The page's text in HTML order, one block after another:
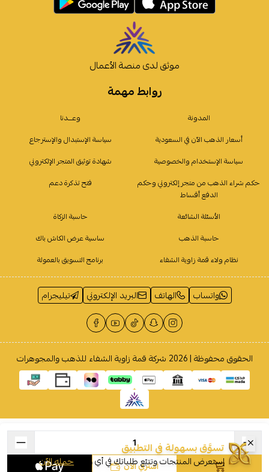
اشتري الآن
روابط مهمة
المدونة
وعـــدنا
أسعار الذهب الآن في السعودية
سياسة الإستبدال والإسترجاع
سياسة الإستخدام والخصوصية
شهادة توثيق المتجر الإلكتروني
حكم شراء الذهب من متجر إلكتروني وحكم
الدفع أقساط
فتح تذكرة دعم
الأسئلة الشائعة
حاسبة الزكاة
حاسبة الذهب
ساسية عرض الكاش باك
نظام ولاء قمة زاوية الشفاء
برنامج التسويق بالعمولة
موثق لدى منصة الأعمال
واتساب الهاتف البريد الإلكتروني تيليجرام
الحقوق محفوظة | 2026 شركة قمة زاوية الشفاء للذهب والمجوهرات
تسوَّق بسهولة في التطبيق
إستعرض المنتجات وتتبّع طلباتك في أي وقتحمله الآن